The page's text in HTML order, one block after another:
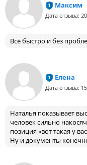
Максим
Дата отзыва:
Всё быстро и без
Елена
Дата отзыва:
Наталья показывает
человек сильно
позиция «вот такая у
Ну и документы